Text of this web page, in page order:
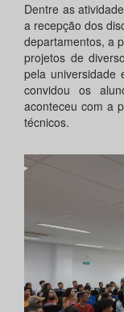
Dentre as
a recepção dos
departamentos, a
projetos de
pela universidade
convidou os
aconteceu com a
técnicos.